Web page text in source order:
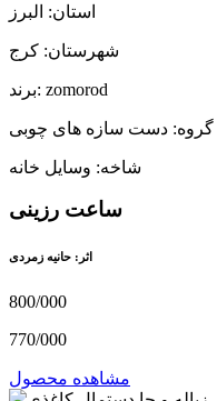
استان: البرز
شهرستان: کرج
برند: zomorod
گروه: دست سازه های چوبی
شاخه: وسایل خانه
ساعت رزینی
اثر: حانیه زمردی
800/000
770/000
مشاهده محصول